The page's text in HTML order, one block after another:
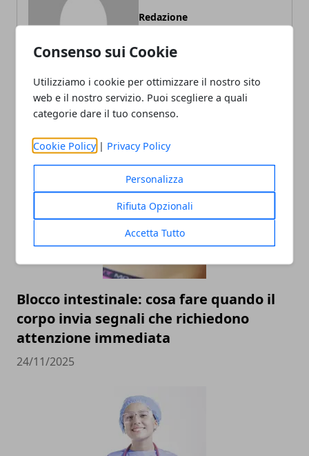
Consenso sui Cookie
Utilizziamo i cookie per ottimizzare il nostro sito
web e il nostro servizio. Puoi scegliere a quali
categorie dare il tuo consenso.
Cookie Policy | Privacy Policy
Personalizza
Rifiuta Opzionali
Accetta Tutto
Redazione
ARTICOLI CORRELATI
Blocco intestinale: cosa fare quando il
corpo invia segnali che richiedono
attenzione immediata
24/11/2025